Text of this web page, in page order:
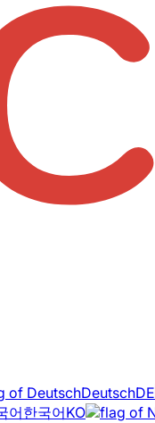
DeutschDE
한국어KO